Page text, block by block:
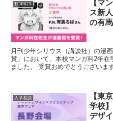
TOPICS
【マ
ス新
の有
月刊少年シリウス（講談社）の漫
賞」において、本校マンガ科2年
ました。 受賞おめでとうございます！ 受賞作品は、少年シリウス1
入学相談
【東
学校
デザ